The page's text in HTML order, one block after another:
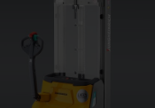
зрозумілі у